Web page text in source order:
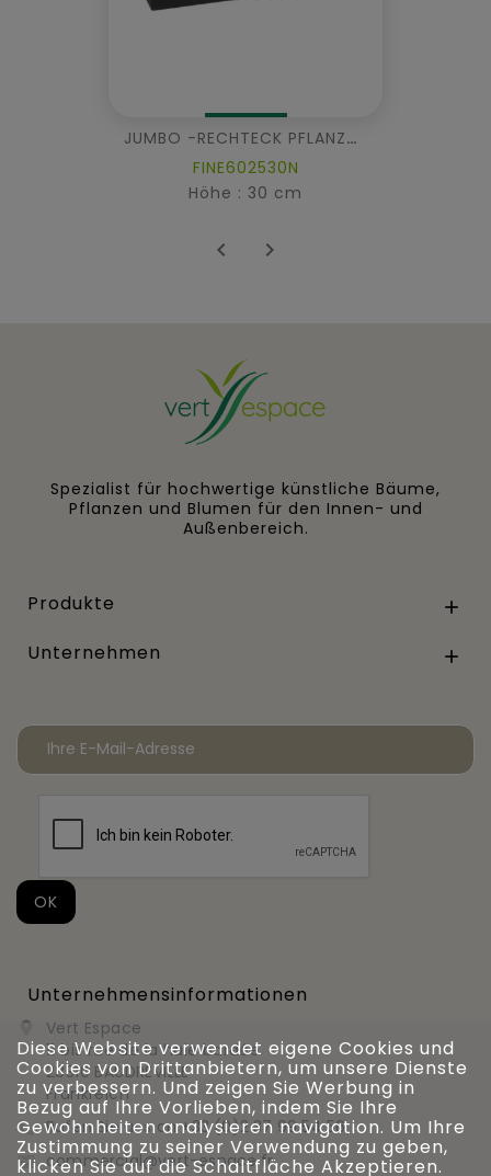
JUMBO -RECHTECK PFLANZWÜRFEL
FINE602530N
Höhe : 30 cm
 
Spezialist für hochwertige künstliche Bäume,
Pflanzen und Blumen für den Innen- und
Außenbereich.
Produkte 
Unternehmen 
Unternehmensinformationen

Vert Espace
11 bis rue de la haie bardée
28310 BAUDREVILLE
Frankreich
 Rufen Sie uns an +33 (0)2 37 99 54 56
 commercial@vert-espace.fr
Diese Website verwendet eigene Cookies und
Cookies von Drittanbietern, um unsere Dienste
zu verbessern. Und zeigen Sie Werbung in
Bezug auf Ihre Vorlieben, indem Sie Ihre
Gewohnheiten analysieren navigation. Um Ihre
Zustimmung zu seiner Verwendung zu geben,
klicken Sie auf die Schaltfläche Akzeptieren.